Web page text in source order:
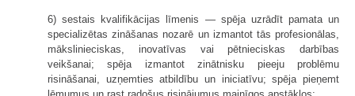
6) sestais kvalifikācijas līmenis — spēja uzrādīt pamata un
specializētas zināšanas nozarē un izmantot tās profesionālas,
mākslinieciskas, inovatīvas vai pētnieciskas darbības
veikšanai; spēja izmantot zinātnisku pieeju problēmu
risināšanai, uzņemties atbildību un iniciatīvu; spēja pieņemt